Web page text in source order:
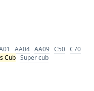
AA04 AA09 C50 C70
Cub Super cub